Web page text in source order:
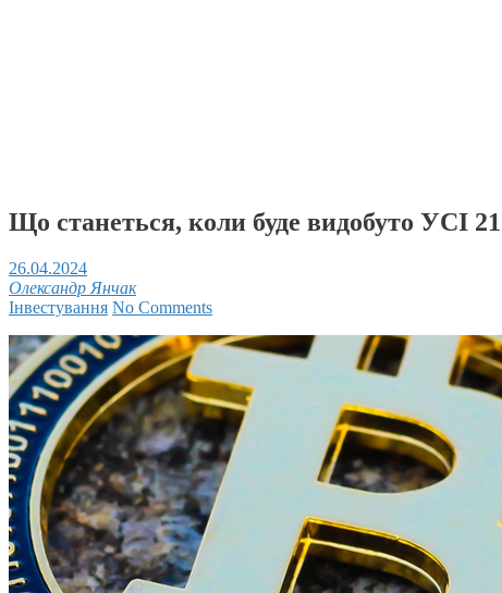
Що станеться, коли буде видобуто УСІ
26.04.2024
Олександр Янчак
Інвестування No Comments